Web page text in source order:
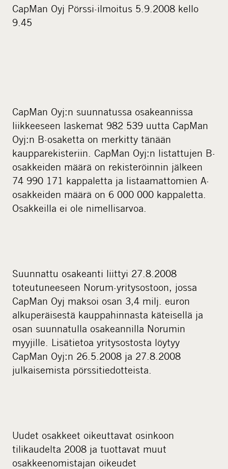
a
CapMan Oyj Pörssi-ilmoitus 5.9.2008 kello
9.45
CapMan Oyj:n suunnatussa osakeannissa
liikkeeseen laskemat 982 539 uutta CapMan
Oyj:n B-osaketta on merkitty tänään
kaupparekisteriin. CapMan Oyj:n listattujen B-
osakkeiden määrä on rekisteröinnin jälkeen
74 990 171 kappaletta ja listaamattomien A-
osakkeiden määrä on 6 000 000 kappaletta.
Osakkeilla ei ole nimellisarvoa.
Suunnattu osakeanti liittyi 27.8.2008
toteutuneeseen Norum-yritysostoon, jossa
CapMan Oyj maksoi osan 3,4 milj. euron
alkuperäisestä kauppahinnasta käteisellä ja
osan suunnatulla osakeannilla Norumin
myyjille. Lisätietoa yritysostosta löytyy
CapMan Oyj:n 26.5.2008 ja 27.8.2008
julkaisemista pörssitiedotteista.
Uudet osakkeet oikeuttavat osinkoon
tilikaudelta 2008 ja tuottavat muut
osakkeenomistajan oikeudet